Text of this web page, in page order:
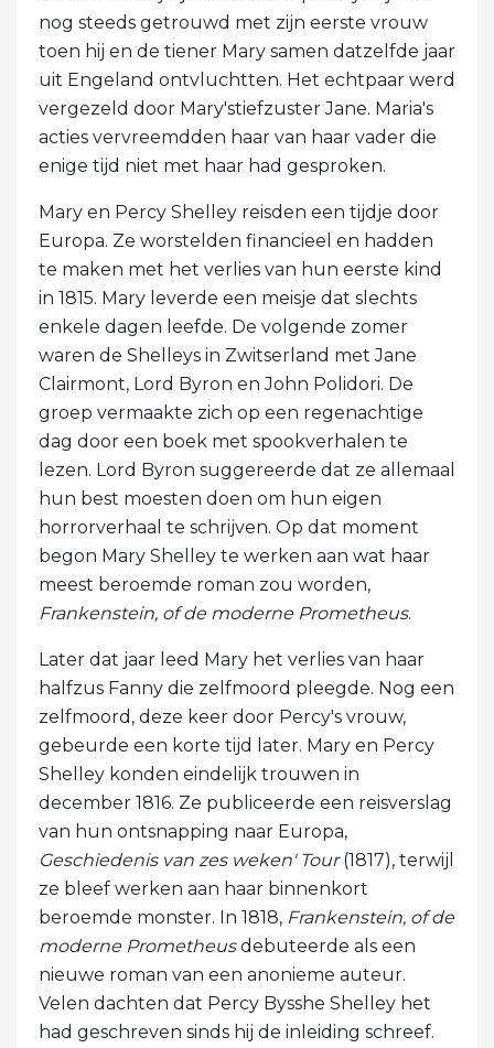
nog steeds getrouwd met zijn eerste vrouw
toen hij en de tiener Mary samen datzelfde jaar
uit Engeland ontvluchtten. Het echtpaar werd
vergezeld door Mary'stiefzuster Jane. Maria's
acties vervreemdden haar van haar vader die
enige tijd niet met haar had gesproken.
Mary en Percy Shelley reisden een tijdje door
Europa. Ze worstelden financieel en hadden
te maken met het verlies van hun eerste kind
in 1815. Mary leverde een meisje dat slechts
enkele dagen leefde. De volgende zomer
waren de Shelleys in Zwitserland met Jane
Clairmont, Lord Byron en John Polidori. De
groep vermaakte zich op een regenachtige
dag door een boek met spookverhalen te
lezen. Lord Byron suggereerde dat ze allemaal
hun best moesten doen om hun eigen
horrorverhaal te schrijven. Op dat moment
begon Mary Shelley te werken aan wat haar
meest beroemde roman zou worden,
Frankenstein, of de moderne Prometheus.
Later dat jaar leed Mary het verlies van haar
halfzus Fanny die zelfmoord pleegde. Nog een
zelfmoord, deze keer door Percy's vrouw,
gebeurde een korte tijd later. Mary en Percy
Shelley konden eindelijk trouwen in
december 1816. Ze publiceerde een reisverslag
van hun ontsnapping naar Europa,
Geschiedenis van zes weken' Tour(1817), terwijl
ze bleef werken aan haar binnenkort
beroemde monster. In 1818, Frankenstein, of de
moderne Prometheusdebuteerde als een
nieuwe roman van een anonieme auteur.
Velen dachten dat Percy Bysshe Shelley het
had geschreven sinds hij de inleiding schreef.